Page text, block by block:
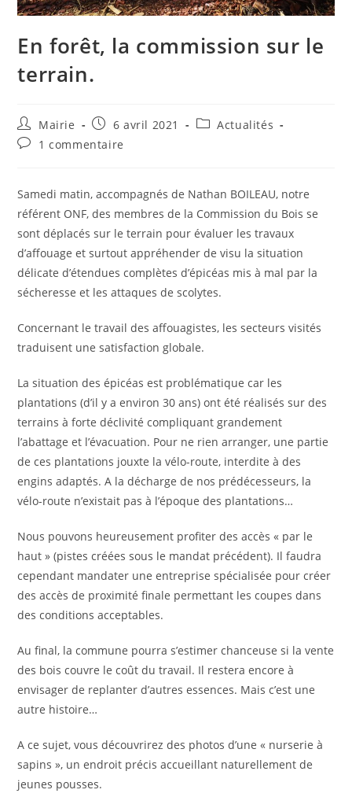
En forêt, la commission sur le
terrain.
Auteur/autrice
de
la
Mairie
Publication
publiée :
6 avril 2021
PostActualités
Commentaires
publication :
1 commentaire
Samedi matin, accompagnés de Nathan BOILEAU, notre
référent ONF, des membres de la Commission du Bois se
sont déplacés sur le terrain pour évaluer les travaux
d’affouage et surtout appréhender de visu la situation
délicate d’étendues complètes d’épicéas mis à mal par la
sécheresse et les attaques de scolytes.
Concernant le travail des affouagistes, les secteurs visités
traduisent une satisfaction globale.
La situation des épicéas est problématique car les
plantations (d’il y a environ 30 ans) ont été réalisés sur des
terrains à forte déclivité compliquant grandement
l’abattage et l’évacuation. Pour ne rien arranger, une partie
de ces plantations jouxte la vélo-route, interdite à des
engins adaptés. A la décharge de nos prédécesseurs, la
vélo-route n’existait pas à l’époque des plantations…
Nous pouvons heureusement profiter des accès « par le
haut » (pistes créées sous le mandat précédent). Il faudra
cependant mandater une entreprise spécialisée pour créer
des accès de proximité finale permettant les coupes dans
des conditions acceptables.
Au final, la commune pourra s’estimer chanceuse si la vente
des bois couvre le coût du travail. Il restera encore à
envisager de replanter d’autres essences. Mais c’est une
autre histoire…
A ce sujet, vous découvrirez des photos d’une « nurserie à
sapins », un endroit précis accueillant naturellement de
jeunes pousses.